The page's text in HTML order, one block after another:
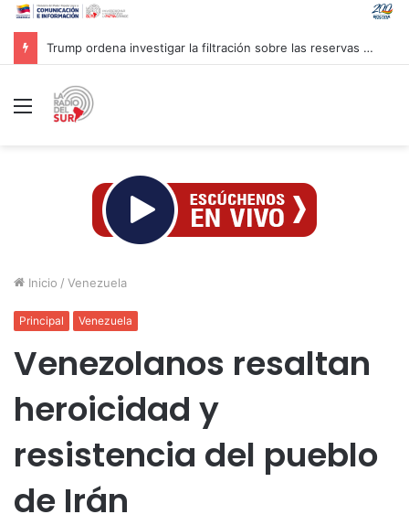
Inaugurado en Cuba XXIV Encuentro Internacional de Partidos Comunistas y Obreros
Menú
Inicio / Venezuela
Principal Venezuela
Venezolanos resaltan
heroicidad y
resistencia del pueblo
de Irán